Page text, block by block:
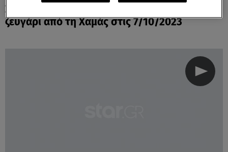
Συγκλονιστική μαρτυρία: Πώς γλίτωσε
ζευγάρι από τη Χαμάς στις 7/10/2023